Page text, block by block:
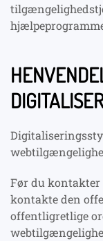
Før du
kontakte den
offentligretlige